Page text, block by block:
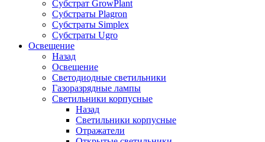
Субстрат GrowPlant
Субстраты Plagron
Субстраты Simplex
Субстраты Ugro
Освещение
Назад
Освещение
Светодиодные светильники
Газоразрядные лампы
Светильники корпусные
Назад
Светильники корпусные
Отражатели